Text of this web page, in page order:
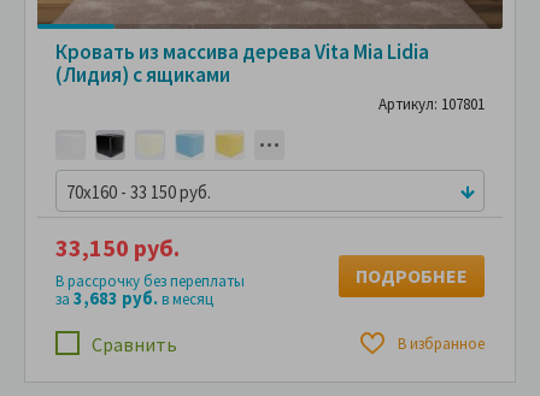
Кровать из массива дерева Vita Mia Lidia
(Лидия) с ящиками
Артикул: 107801
70x160 - 33 150 руб.
Сравнить В избранное
33,150 руб.
В рассрочку без переплаты
за 3,683 руб.в месяц
ПОДРОБНЕЕ